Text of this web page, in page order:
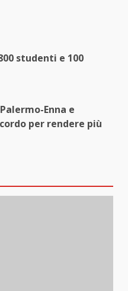
studenti e 100
Enna e
per rendere più